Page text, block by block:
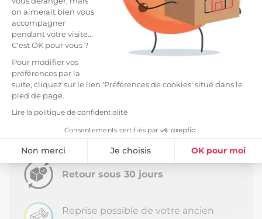
on aimerait bien vous
accompagner
pendant votre visite...
C'est OK pour vous ?
Pour modifier vos
préférences par la
suite, cliquez sur le lien 'Préférences de cookies' situé dans le
pied de page.
Lire la politique de confidentialité
Consentements certifiés par
Non merci Je choisis OK pour moi
Axeptio consent
Plateforme de Gestion du Consentement : Personnalisez vos
Notre plateforme vous permet d'adapter et de gérer vos
LIVRAISON ET RETOURS
Livraison Standard -49,99 €
Estimée à partir du
Vendredi 11 Septembre
Livraison en journée au pied du camion - Hors
Corse
Livraison Confort -
Estimée à partir du
Livraison avec un créneau de 2h dans la pièce
Retour sous 30 jours
Reprise possible de votre ancien